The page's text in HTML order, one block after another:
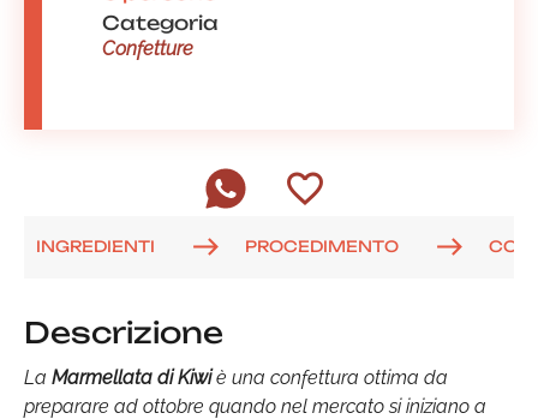
Categoria
Confetture
INGREDIENTI PROCEDIMENTO
Descrizione
La Marmellata di Kiwiè una confettura ottima da
preparare ad ottobre quando nel mercato si iniziano a